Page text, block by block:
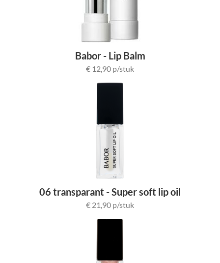
Babor - Lip Balm
€ 12,90 p/stuk
06 transparant - Super soft lip oil
€ 21,90 p/stuk